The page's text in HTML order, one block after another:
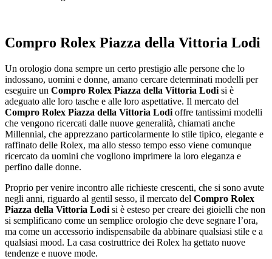
Compro Rolex Piazza della Vittoria Lodi
Un orologio dona sempre un certo prestigio alle persone che lo
indossano, uomini e donne, amano cercare determinati modelli per
eseguire un Compro Rolex Piazza della Vittoria Lodi si è
adeguato alle loro tasche e alle loro aspettative. Il mercato del
Compro Rolex Piazza della Vittoria Lodi offre tantissimi modelli
che vengono ricercati dalle nuove generalità, chiamati anche
Millennial, che apprezzano particolarmente lo stile tipico, elegante e
raffinato delle Rolex, ma allo stesso tempo esso viene comunque
ricercato da uomini che vogliono imprimere la loro eleganza e
perfino dalle donne.
Proprio per venire incontro alle richieste crescenti, che si sono avute
negli anni, riguardo al gentil sesso, il mercato del Compro Rolex
Piazza della Vittoria Lodi si è esteso per creare dei gioielli che non
si semplificano come un semplice orologio che deve segnare l’ora,
ma come un accessorio indispensabile da abbinare qualsiasi stile e a
qualsiasi mood. La casa costruttrice dei Rolex ha gettato nuove
tendenze e nuove mode.